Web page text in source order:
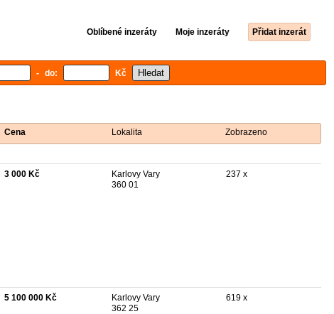
Oblíbené inzeráty Moje inzeráty Přidat inzerát
- do: Kč
Cena Lokalita Zobrazeno
3 000 Kč
Karlovy Vary
360 01
237 x
5 100 000 Kč
Karlovy Vary
362 25
619 x